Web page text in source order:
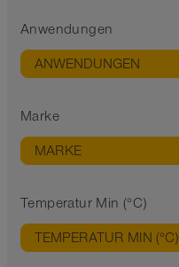
Anwendungen
ANWENDUNGEN
Marke
MARKE
Temperatur Min (°C)
TEMPERATUR MIN (°C)